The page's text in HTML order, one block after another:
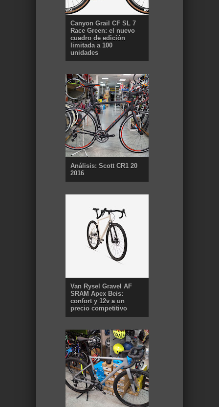
Canyon Grail CF SL 7
Race Green: el nuevo
cuadro de edición
limitada a 100
unidades
Análisis: Scott CR1 20
2016
Van Rysel Gravel AF
SRAM Apex Beis:
confort y 12v a un
precio competitivo